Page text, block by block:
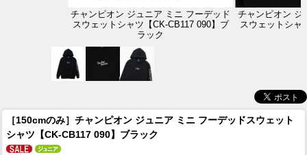
チャンピオン ジュニア ミニ フーデッド
スウェットシャツ【CK-CB117 090】ブ
ラック
チャンピオン ジ
スウェットシャ
［150cmのみ］チャンピオン ジュニア ミニ フーデッドスウェット
シャツ【CK-CB117 090】ブラック